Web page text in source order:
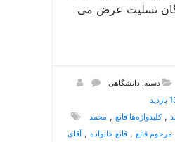
تسلیت عرض می
دسته: دانشگاهی
,کلیدواژه‌ها قانع , محمد
مرحوم قانع ,قانع خانواده ,آقای